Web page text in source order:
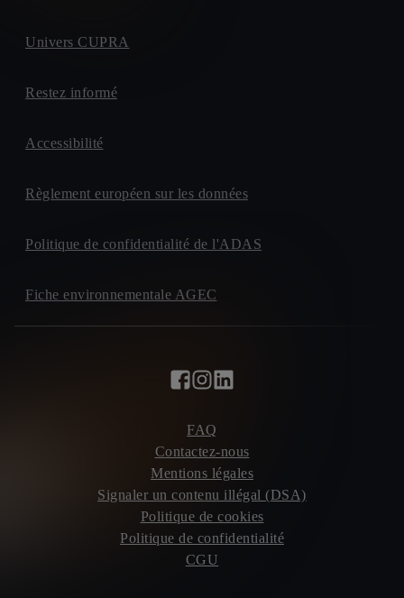
Univers CUPRA
Restez informé
Accessibilité
Règlement européen sur les données
Politique de confidentialité de l'ADAS
Fiche environnementale AGEC
FAQ
Contactez-nous
Mentions légales
Signaler un contenu illégal (DSA)
Politique de cookies
Politique de confidentialité
CGU